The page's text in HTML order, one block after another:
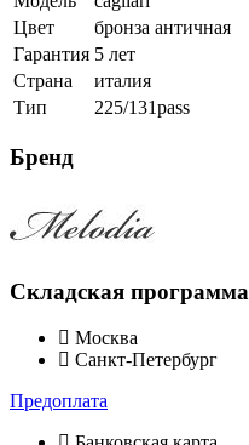
Цвет
бронза античная
Гарантия 5 лет
Страна
италия
Тип
225/131pass
Бренд
Складская программа
Москва
Санкт-Петербург
Предоплата